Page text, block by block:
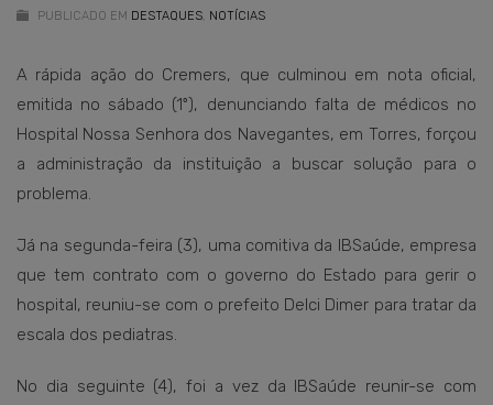
PUBLICADO EM DESTAQUES, NOTÍCIAS
A rápida ação do Cremers, que culminou em nota oficial,
emitida no sábado (1º), denunciando falta de médicos no
Hospital Nossa Senhora dos Navegantes, em Torres, forçou
a administração da instituição a buscar solução para o
problema.
Já na segunda-feira (3), uma comitiva da IBSaúde, empresa
que tem contrato com o governo do Estado para gerir o
hospital, reuniu-se com o prefeito Delci Dimer para tratar da
escala dos pediatras.
No dia seguinte (4), foi a vez da IBSaúde reunir-se com